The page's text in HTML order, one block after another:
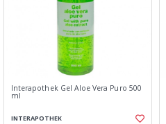
Interapothek Gel Aloe Vera Puro 500
ml
INTERAPOTHEK